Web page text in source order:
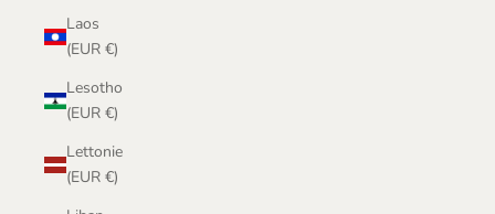
Laos
(EUR €)
Lesotho
(EUR €)
Lettonie
(EUR €)